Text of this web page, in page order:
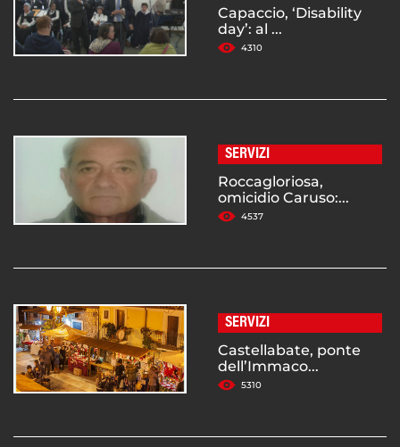
Capaccio, ‘Disability
day’: al ...
4310
SERVIZI
Roccagloriosa,
omicidio Caruso:...
4537
SERVIZI
Castellabate, ponte
dell’Immaco...
5310